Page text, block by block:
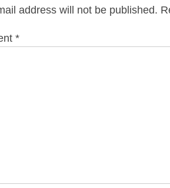
address will not be published.
*